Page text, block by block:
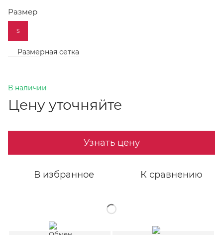
Размер
S
Размерная сетка
В наличии
Цену уточняйте
Узнать цену
В избранное К сравнению